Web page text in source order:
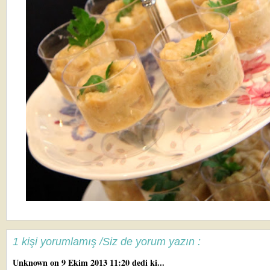
1 kişi yorumlamış /Siz de yorum yazın :
Unknownon 9 Ekim 2013 11:20 dedi ki...